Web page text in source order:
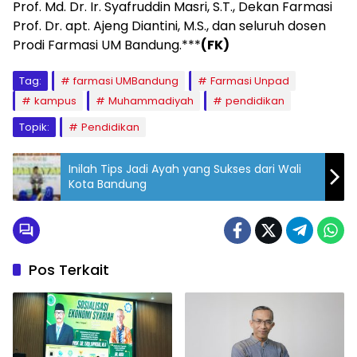
Prof. Md. Dr. Ir. Syafruddin Masri, S.T., Dekan Farmasi
Prof. Dr. apt. Ajeng Diantini, M.S., dan seluruh dosen
Prodi Farmasi UM Bandung.***(FK)
Tag: farmasi UMBandung
Farmasi Unpad
kampus
Muhammadiyah
pendidikan
Topik:
Pendidikan
Inilah Tips Jadi Ayah yang Sukses dari Wali
Kota Bandung
Pos Terkait